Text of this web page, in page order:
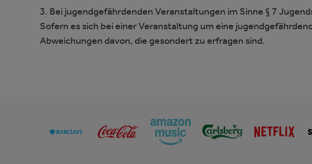
3. Bei jugendgefährdenden Veranstaltungen im Sinne § 7
Sofern es sich bei einer Veranstaltung um eine
Abweichungen davon, die gesondert zu erfragen sind.